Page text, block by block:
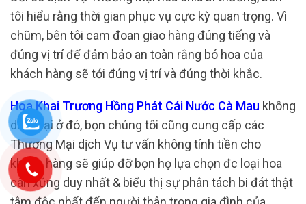
tôi hiểu rằng thời gian phục vụ cực kỳ quan trọng. Vì
chũm, bên tôi cam đoan giao hàng đúng tiếng và
đúng vị trí để đảm bảo an toàn rằng bó hoa của
khách hàng sẽ tới đúng vị trí và đúng thời khắc.
Hoa Khai Trương Hồng Phát Cái Nước Cà Mau không
dừng lại ở đó, bọn chúng tôi cũng cung cấp các
Thương Mại dịch Vụ tư vấn không tính tiền cho
khách hàng sẽ giúp đỡ bọn họ lựa chọn đc loại hoa
cân xứng duy nhất & biểu thị sự phân tách bi đát thật